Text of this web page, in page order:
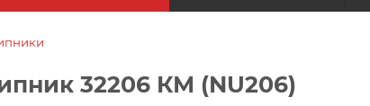
32206 КМ (NU206)